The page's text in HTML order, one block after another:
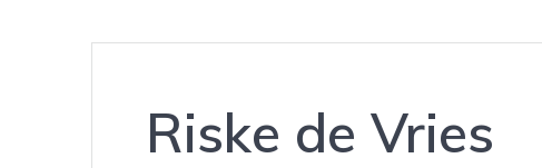
Riske de Vries